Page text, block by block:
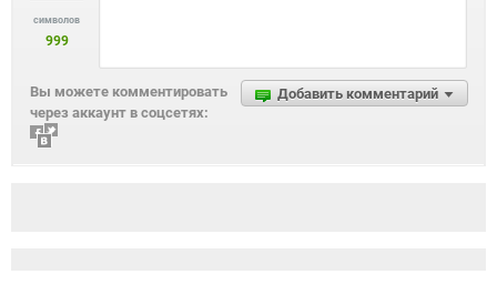
символов
999
Добавить комментарий
Вы можете комментировать
через аккаунт в соцсетях: